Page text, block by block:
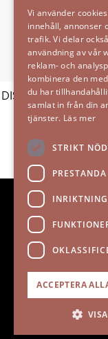
De
olika
kan
väljas
på
DISA DOT Lykta/
129 kr
här
har
flera
De
olika
kan
väljas
på
IEMS säljer
flera populära
flera.
Instagram
Facebook
IEMS Copyright ©
Vi använder
innehåll, annonser
trafik. Vi delar
användning av vår
reklam- och
kombinera den
du har
samlat in från din
tjänster. Läs mer
STRIKT
PRESTANDA
INRIKTNING
ACCEPTERA